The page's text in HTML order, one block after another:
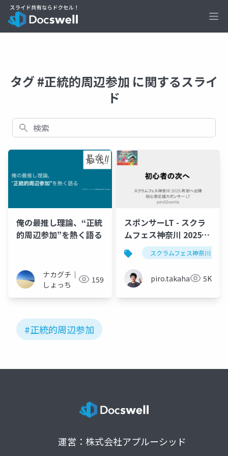
タグ #正統的周辺参加 に関するスライ
ド
検索
俺の最推し理論、“正統
的周辺参加”を熱く語る
ナカグチ｜
しょっち
159
スポンサーLT - スクラ
ムフェス神奈川 2025
夏・町田出陣／
piro12vortis
スクラムフェス神奈川
piro.takahara 5K
#正統的周辺参加
運営：株式会社アプルーシッド